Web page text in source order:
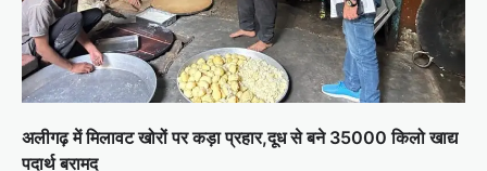
अलीगढ़ में मिलावट खोरों पर कड़ा प्रहार,दूध से बने 35000 किलो खाद्य
पदार्थ बरामद